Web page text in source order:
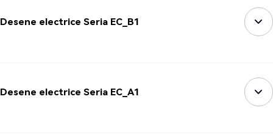
Desene electrice Seria EC_B1
Desene electrice Seria EC_A1